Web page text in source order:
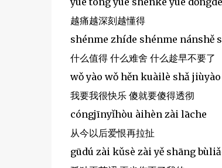
越痛越深刻越懂得
shénme zhíde shénme nánshě
什么值得 什么难舍 什么趁早不要了
wǒ yào wǒ hěn kuàilè shǎ
我要我很快乐 傻就要傻得透彻
cóngjīnyǐhòu àihèn zài lāche
从今以后爱恨再拉扯
gūdú zài kǔsè zài yě shāng